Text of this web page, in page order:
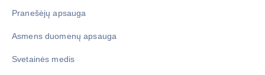
Pranešėjų apsauga
Asmens duomenų apsauga
Svetainės medis